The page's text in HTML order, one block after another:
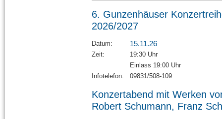
6. Gunzenhäuser
2026/2027
Datum: 15.11.26
Zeit:
19:30 Uhr
Einlass 19:00 Uhr
Infotelefon: 09831/508-109
Konzertabend mit Werken
Robert Schumann, Franz